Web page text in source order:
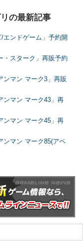
の最新記事
エンドゲーム」予約開
・スターク」再販予約
ンマン マーク3」再販
ンマン マーク43」再
ンマン マーク45」再
ンマン マーク85(アベ